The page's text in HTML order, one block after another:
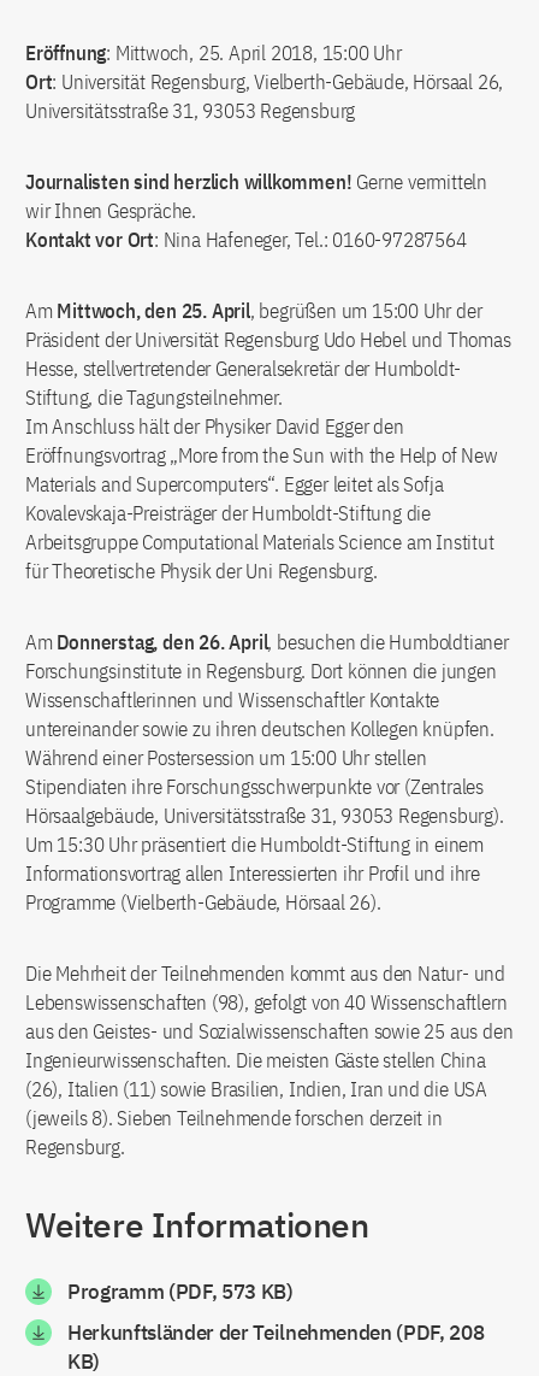
Eröffnung: Mittwoch, 25. April 2018, 15:00 Uhr
Ort: Universität Regensburg, Vielberth-Gebäude, Hörsaal 26,
Universitätsstraße 31, 93053 Regensburg
Journalisten sind herzlich willkommen! Gerne vermitteln
wir Ihnen Gespräche.
Kontakt vor Ort: Nina Hafeneger, Tel.: 0160-97287564
Am Mittwoch, den 25. April, begrüßen um 15:00 Uhr der
Präsident der Universität Regensburg Udo Hebel und Thomas
Hesse, stellvertretender Generalsekretär der Humboldt-
Stiftung, die Tagungsteilnehmer.
Im Anschluss hält der Physiker David Egger den
Eröffnungsvortrag „More from the Sun with the Help of New
Materials and Supercomputers“. Egger leitet als Sofja
Kovalevskaja-Preisträger der Humboldt-Stiftung die
Arbeitsgruppe Computational Materials Science am Institut
für Theoretische Physik der Uni Regensburg.
Am Donnerstag, den 26. April, besuchen die Humboldtianer
Forschungsinstitute in Regensburg. Dort können die jungen
Wissenschaftlerinnen und Wissenschaftler Kontakte
untereinander sowie zu ihren deutschen Kollegen knüpfen.
Während einer Postersession um 15:00 Uhr stellen
Stipendiaten ihre Forschungsschwerpunkte vor (Zentrales
Hörsaalgebäude, Universitätsstraße 31, 93053 Regensburg).
Um 15:30 Uhr präsentiert die Humboldt-Stiftung in einem
Informationsvortrag allen Interessierten ihr Profil und ihre
Programme (Vielberth-Gebäude, Hörsaal 26).
Die Mehrheit der Teilnehmenden kommt aus den Natur- und
Lebenswissenschaften (98), gefolgt von 40 Wissenschaftlern
aus den Geistes- und Sozialwissenschaften sowie 25 aus den
Ingenieurwissenschaften. Die meisten Gäste stellen China
(26), Italien (11) sowie Brasilien, Indien, Iran und die USA
(jeweils 8). Sieben Teilnehmende forschen derzeit in
Regensburg.
Weitere Informationen
Programm (PDF, 573 KB)
Herkunftsländer der Teilnehmenden (PDF, 208
KB)